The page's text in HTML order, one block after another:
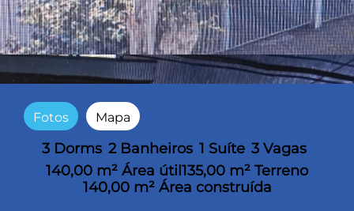
Fotos Mapa
3 Dorms 2 Banheiros 1 Suíte 3 Vagas
140,00 m² Área útil 135,00 m² Terreno
140,00 m² Área construída